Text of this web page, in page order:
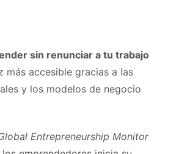
sin renunciar a tu trabajo
más accesible gracias a las
y los modelos de negocio
Entrepreneurship Monitor